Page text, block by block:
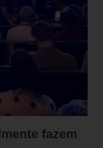
fazem